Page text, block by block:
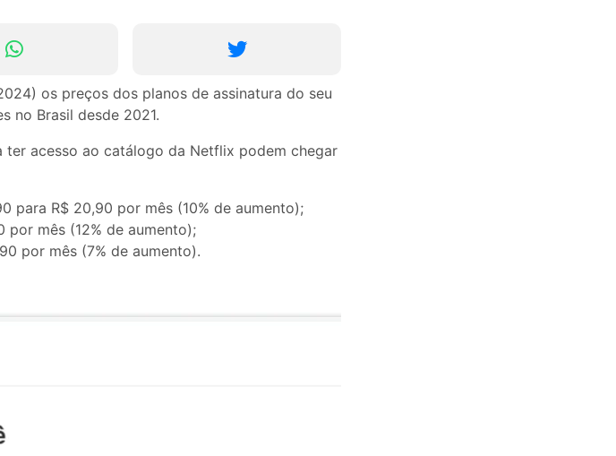
os preços dos planos de assinatura do seu
no Brasil desde 2021.
ter acesso ao catálogo da Netflix podem chegar
para R$ 20,90 por mês (10% de aumento);
por mês (12% de aumento);
por mês (7% de aumento).